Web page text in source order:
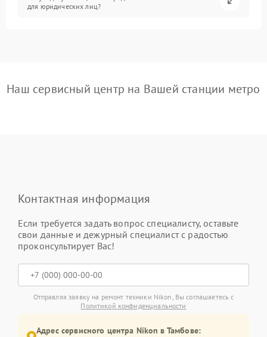
для юридических лиц?
Наш сервисный центр на Вашей станции метро
Контактная информация
Если требуется задать вопрос специалисту, оставьте
свои данные и дежурный специалист с радостью
проконсультирует Вас!
Отправляя заявку на ремонт техники Nikon, Вы соглашаетесь с
Политикой конфиденциальности
Адрес сервисного центра Nikon в Тамбове: